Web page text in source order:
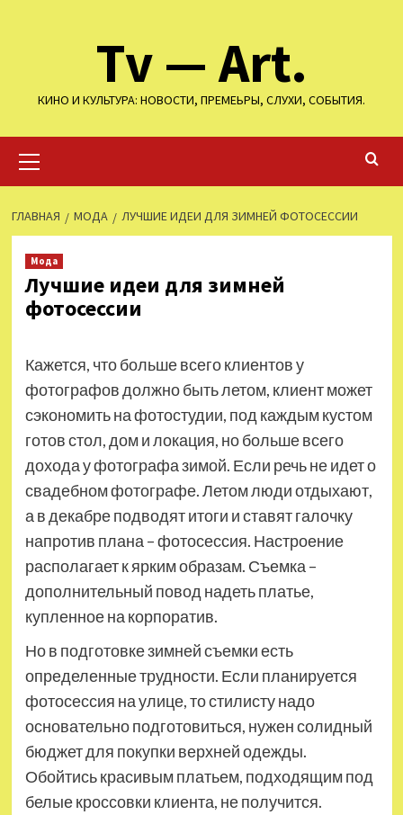
Tv — Art.
КИНО И КУЛЬТУРА: НОВОСТИ, ПРЕМЕЬРЫ, СЛУХИ, СОБЫТИЯ.
меню
ГЛАВНАЯ МОДА ЛУЧШИЕ ИДЕИ ДЛЯ ЗИМНЕЙ ФОТОСЕССИИ
Мода
Лучшие идеи для зимней
фотосессии
Кажется, что больше всего клиентов у
фотографов должно быть летом, клиент может
сэкономить на фотостудии, под каждым кустом
готов стол, дом и локация, но больше всего
дохода у фотографа зимой. Если речь не идет о
свадебном фотографе. Летом люди отдыхают,
а в декабре подводят итоги и ставят галочку
напротив плана – фотосессия. Настроение
располагает к ярким образам. Съемка –
дополнительный повод надеть платье,
купленное на корпоратив.
Но в подготовке зимней съемки есть
определенные трудности. Если планируется
фотосессия на улице, то стилисту надо
основательно подготовиться, нужен солидный
бюджет для покупки верхней одежды.
Обойтись красивым платьем, подходящим под
белые кроссовки клиента, не получится.